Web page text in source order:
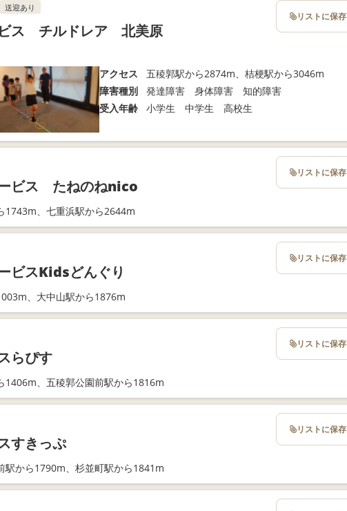
送迎あり
ス チルドレア 北美原
アクセス
五稜郭駅から2874m、桔梗駅から3046m
障害種別
発達障害 身体障害 知的障害
受入年齢
小学生 中学生 高校生
リストに保存
ビス たねのねnico
1743m、七重浜駅から2644m
リストに保存
ビスKidsどんぐり
、大中山駅から1876m
リストに保存
らぴす
1406m、五稜郭公園前駅から1816m
リストに保存
すきっぷ
駅から1790m、杉並町駅から1841m
リストに保存